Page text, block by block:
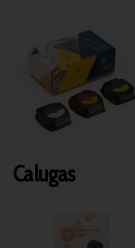
Calugas